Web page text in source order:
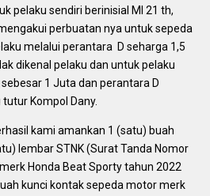
pelaku sendiri berinisial MI 21 th,
perbuatan nya untuk sepeda
melalui perantara D seharga 1,5
dikenal pelaku dan untuk pelaku
1 Juta dan perantara D
Kompol Dany.
kami amankan 1 (satu) buah
lembar STNK (Surat Tanda Nomor
Honda Beat Sporty tahun 2022
kunci kontak sepeda motor merk